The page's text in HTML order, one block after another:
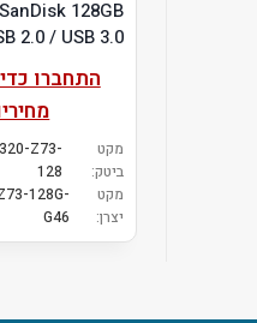
2.0 / USB 3.0
התחברו
מקט
ביטק:
Z73-
128
מקט
יצרן:
128G-
G46